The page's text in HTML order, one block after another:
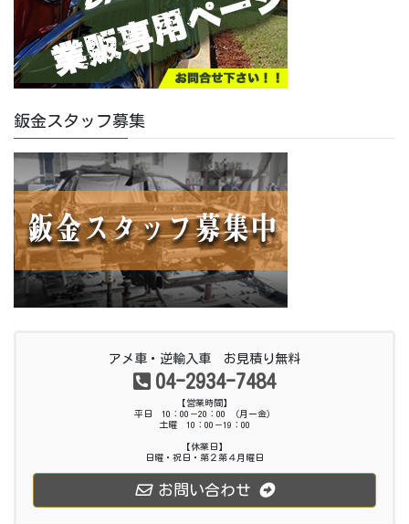
鈑金スタッフ募集
アメ車・逆輸入車 お見積り無料
04-2934-7484
【営業時間】
平日 10：00－20：00 （月ー金）
土曜 10：00－19：00
【休業日】
日曜・祝日・第２第４月曜日
お問い合わせ